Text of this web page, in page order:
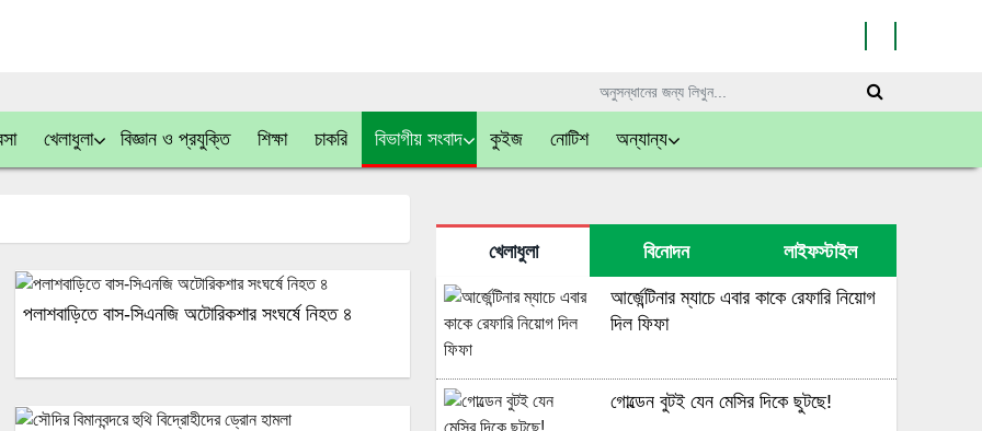
খেলাধুলা বিজ্ঞান ও প্রযুক্তি শিক্ষা চাকরি বিভাগীয় সংবাদ কুইজ নোটিশ অন্যান্য
পলাশবাড়িতে বাস-সিএনজি অটোরিকশার সংঘর্ষে নিহত ৪
খেলাধুলা বিনোদন লাইফস্টাইল
আর্জেন্টিনার ম্যাচে এবার কাকে রেফারি নিয়োগ
দিল ফিফা
গোল্ডেন বুটই যেন মেসির দিকে ছুটছে!